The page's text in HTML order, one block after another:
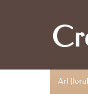
Art floral